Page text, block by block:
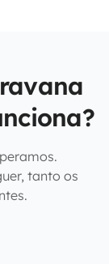
tanto os